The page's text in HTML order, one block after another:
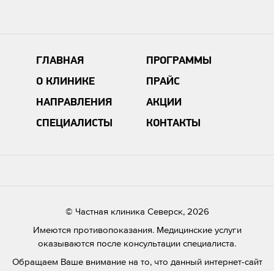
ГЛАВНАЯ
О КЛИНИКЕ
НАПРАВЛЕНИЯ
СПЕЦИАЛИСТЫ
ПРОГРАММЫ
ПРАЙС
АКЦИИ
КОНТАКТЫ
© Частная клиника Северск, 2026
Имеются противопоказания. Медицинские услуги
оказываются после консультации специалиста.
Обращаем Ваше внимание на то, что данный интернет-сайт